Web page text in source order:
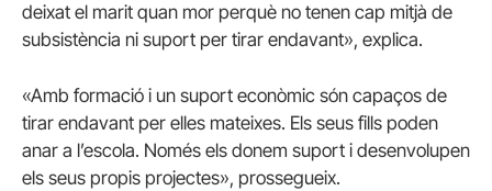
deixat el marit quan mor perquè no tenen cap mitjà de
subsistència ni suport per tirar endavant», explica.
«Amb formació i un suport econòmic són capaços de
tirar endavant per elles mateixes. Els seus fills poden
anar a l’escola. Només els donem suport i desenvolupen
els seus propis projectes», prossegueix.